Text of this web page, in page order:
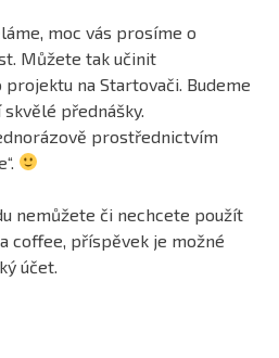
moc vás prosíme o
Můžete tak učinit
na Startovači. Budeme
přednášky.
prostřednictvím
nemůžete či nechcete použít
coffee, příspěvek je možné
účet.